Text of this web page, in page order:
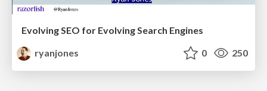
Evolving SEO for Evolving Search Engines
ryanjones
0 250